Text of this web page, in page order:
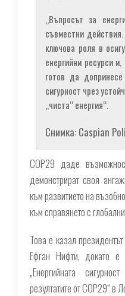
„Въпросът за
съвместни
ключова роля в
енергийни ресурси
готов да
сигурност чрез
„чиста“ енергия“.
Снимка: Caspian
COP29 даде
демонстрират своя
към развитието на
към справянето с
Това е казал
Ефган Нифти, докато е
„Енергийната
резултатите от COP29“ в